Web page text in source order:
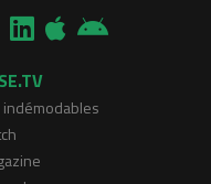
indémodables